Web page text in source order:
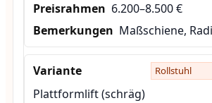
6.200–8.500 €
Maßschiene,
Rollstuhl
Plattformlift (schräg)